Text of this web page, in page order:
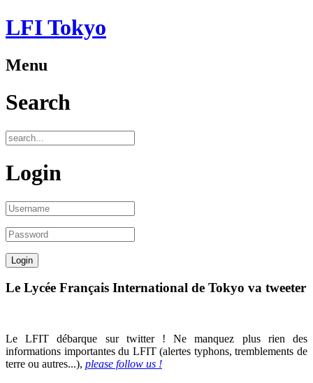
LFI Tokyo
Menu
Search
Login
Le Lycée Français International de Tokyo va tweeter
Le LFIT débarque sur twitter ! Ne manquez plus rien des
informations importantes du LFIT (alertes typhons, tremblements de
terre ou autres...), please follow us !